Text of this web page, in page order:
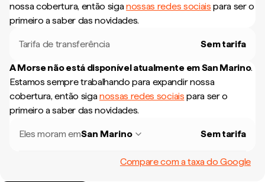
nossa cobertura, então siganossas redes sociais para ser o
primeiro a saber das novidades.
Tarifa de transferência Sem tarifa
A Morse não está disponível atualmente emSan Marino.
Estamos sempre trabalhando para expandir nossa
cobertura, então siganossas redes sociais para ser o
primeiro a saber das novidades.
Eles moram emSan Marino Sem tarifa
Compare com a taxa do Google